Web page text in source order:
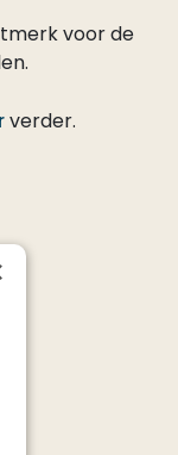
voor de
verder.